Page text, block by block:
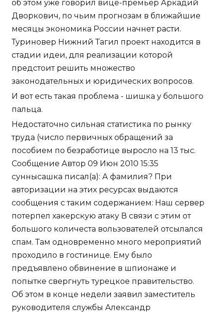
об этом уже говорил вице-премьер Аркадий
Дворкович, по чьим прогнозам в ближайшие
месяцы экономика России начнет расти.
Туриновер Нижний Тагил проект находится в
стадии идеи, для реализации которой
предстоит решить множество
законодательных и юридических вопросов.
И вот есть такая проблема - шишка у большого
пальца.
Недостаточно сильная статистика по рынку
труда (число первичных обращений за
пособием по безработице выросло на 13 тыс.
Сообщение Автор 09 Июн 2010 15:35
суннысашка писал(а): А фамилия? При
авторизации на этих ресурсах выдаются
сообщения с таким содержанием: Наш сервер
потерпел хакерскую атаку В связи с этим от
большого количеста вользователей отсылался
спам. Там одновременно много мероприятий
проходило в гостинице. Ему было
предъявлено обвинение в шпионаже и
попытке свергнуть турецкое правительство.
Об этом в конце недели заявил заместитель
руководителя службы Александр